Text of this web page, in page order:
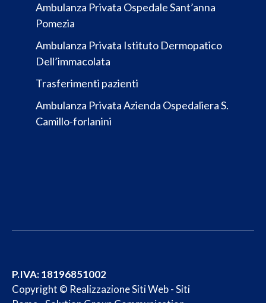
Ambulanza Privata Ospedale Sant’anna
Pomezia
Ambulanza Privata Istituto Dermopatico
Dell’immacolata
Trasferimenti pazienti
Ambulanza Privata Azienda Ospedaliera S.
Camillo-forlanini
P.IVA: 18196851002
Copyright © Realizzazione Siti Web-Siti